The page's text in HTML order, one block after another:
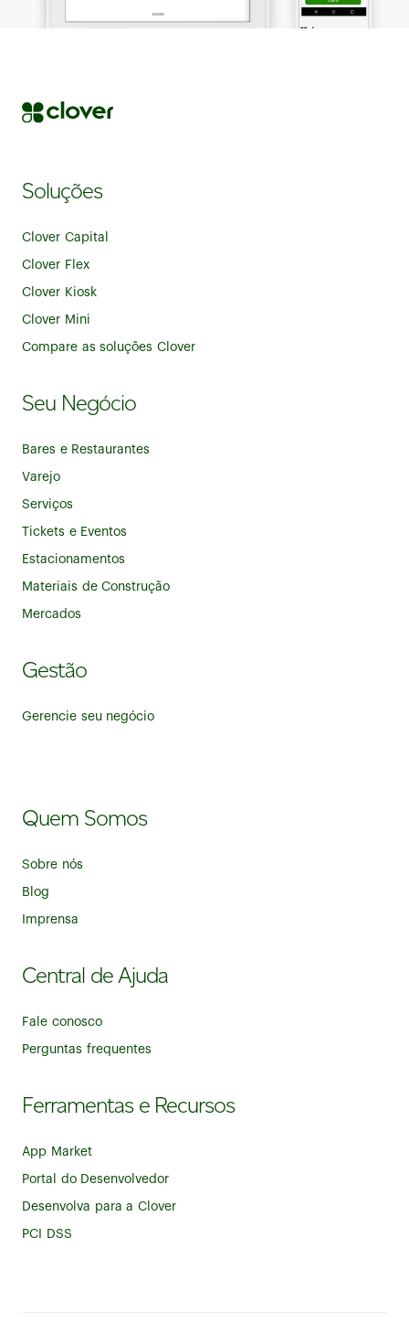
Soluções
Clover Capital
Clover Flex
Clover Kiosk
Clover Mini
Compare as soluções Clover
Seu Negócio
Bares e Restaurantes
Varejo
Serviços
Tickets e Eventos
Estacionamentos
Materiais de Construção
Mercados
Gestão
Gerencie seu negócio
Quem Somos
Sobre nós
Blog
Imprensa
Central de Ajuda
Fale conosco
Perguntas frequentes
Ferramentas e Recursos
App Market
Portal do Desenvolvedor
Desenvolva para a Clover
PCI DSS